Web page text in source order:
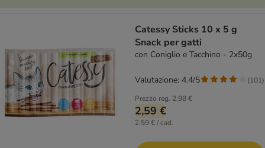
Catessy Sticks 10 x 5 g
Snack per gatti
con Coniglio e Tacchino - 2x50g
Prezzo reg. 2,98 €
2,59 €
2,59 € / cad.
Valutazione: 4.4/5 (101)